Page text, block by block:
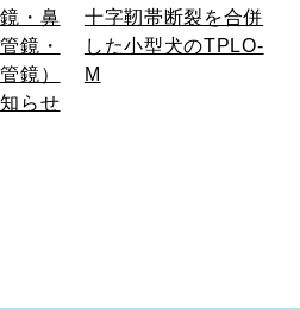
・鼻
鏡・
鏡）
らせ
十字靭帯断裂を合併
した小型犬のTPLO-
M